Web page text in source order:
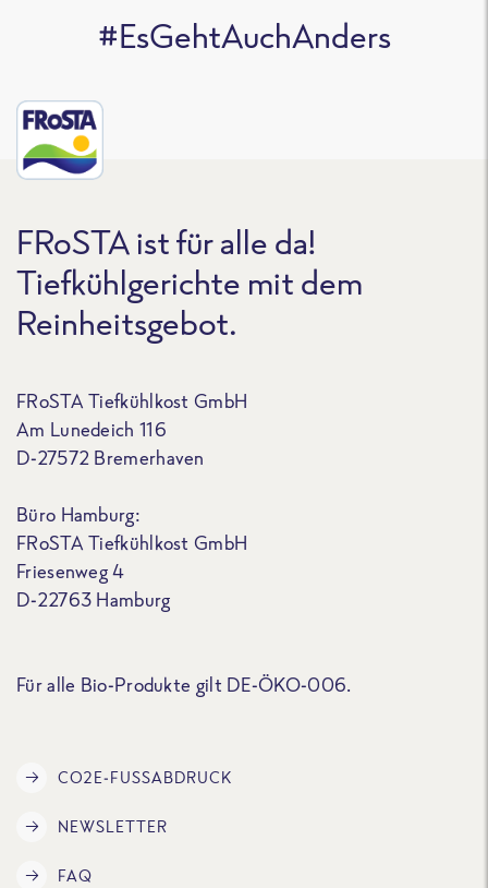
#EsGehtAuchAnders
FRoSTA ist für alle da!
Tiefkühlgerichte mit dem
Reinheitsgebot.
FRoSTA Tiefkühlkost GmbH
Am Lunedeich 116
D-27572 Bremerhaven
Büro Hamburg:
FRoSTA Tiefkühlkost GmbH
Friesenweg 4
D-22763 Hamburg
Für alle Bio-Produkte gilt DE-ÖKO-006.
CO2E-FUSSABDRUCK
NEWSLETTER
FAQ